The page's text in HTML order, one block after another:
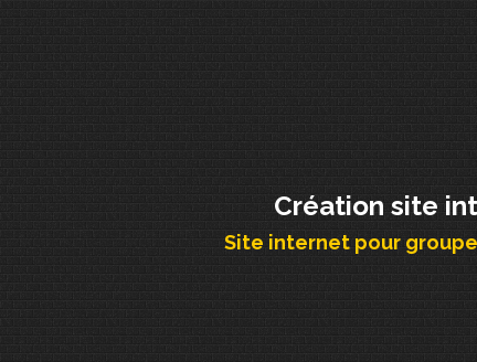
Création site
Site internet pour